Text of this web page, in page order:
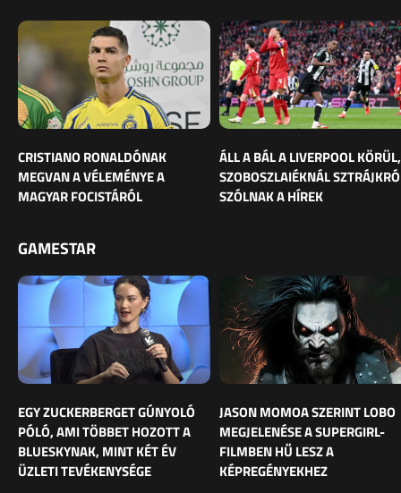
CRISTIANO RONALDÓNAK
MEGVAN A VÉLEMÉNYE A
MAGYAR FOCISTÁRÓL
ÁLL A BÁL A LIVERPOOL KÖRÜL,
SZOBOSZLAIÉKNÁL
SZÓLNAK A HÍREK
GAMESTAR
EGY ZUCKERBERGET GÚNYOLÓ
PÓLÓ, AMI TÖBBET HOZOTT A
BLUESKYNAK, MINT KÉT ÉV
ÜZLETI TEVÉKENYSÉGE
JASON MOMOA SZERINT LOBO
MEGJELENÉSE A SUPERGIRL-
FILMBEN HŰ LESZ A
KÉPREGÉNYEKHEZ